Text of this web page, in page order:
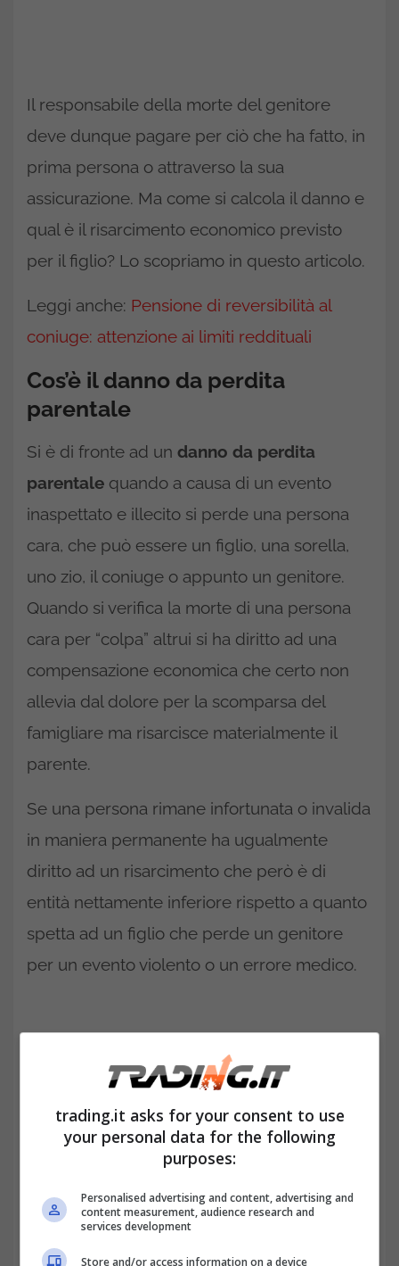
Il responsabile della morte del genitore
deve dunque pagare per ciò che ha fatto, in
prima persona o attraverso la sua
assicurazione. Ma come si calcola il danno e
qual è il risarcimento economico previsto
per il figlio? Lo scopriamo in questo articolo.
Leggi anche: Pensione di reversibilità al
coniuge: attenzione ai limiti reddituali
Cos’è il danno da perdita
parentale
Si è di fronte ad un danno da perdita
parentale quando a causa di un evento
inaspettato e illecito si perde una persona
cara, che può essere un figlio, una sorella,
uno zio, il coniuge o appunto un genitore.
Quando si verifica la morte di una persona
cara per “colpa” altrui si ha diritto ad una
compensazione economica che certo non
allevia dal dolore per la scomparsa del
famigliare ma risarcisce materialmente il
parente.
Se una persona rimane infortunata o invalida
in maniera permanente ha ugualmente
diritto ad un risarcimento che però è di
entità nettamente inferiore rispetto a quanto
spetta ad un figlio che perde un genitore
per un evento violento o un errore medico.
A fare la differenza per poter ricevere la
trading.it asks for your consent to use
your personal data for the following
purposes:
Personalised advertising and content, advertising and
content measurement, audience research and
services development
Store and/or access information on a device